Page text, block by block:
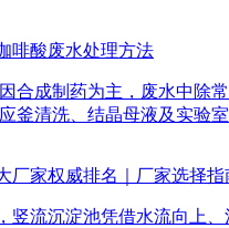
啡酸废水处理方法
合成制药为主，废水中除
釜清洗、结晶母液及实验
厂家权威排名｜厂家选择指
竖流沉淀池凭借水流向上